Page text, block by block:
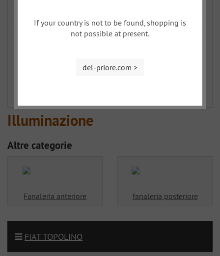
Illuminazione
Altre categorie
Fanaleria anteriore fanaleria posteriore
FIAT TOPOLINO
If your country is not to be found, shopping is
not possible at present.
del-priore.com >